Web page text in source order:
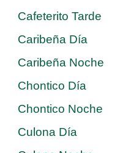
Cafeterito Tarde
Caribeña Día
Caribeña Noche
Chontico Día
Chontico Noche
Culona Día